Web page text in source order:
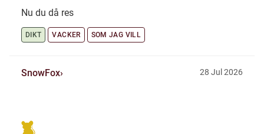
Nu du då res
DIKT VACKER SOM JAG VILL
SnowFox 28 Jul 2026